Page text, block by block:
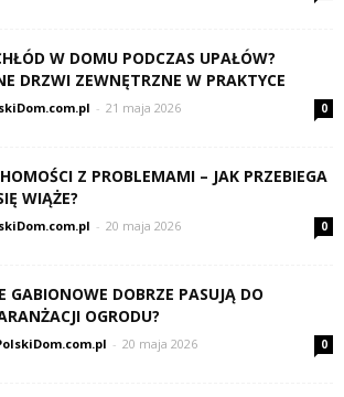
W DOMU PODCZAS UPAŁÓW?
DRZWI ZEWNĘTRZNE W PRAKTYCE
- 21 maja 2026 0
Z PROBLEMAMI – JAK PRZEBIEGA
WIĄŻE?
- 20 maja 2026 0
GABIONOWE DOBRZE PASUJĄ DO
OGRODU?
- 20 maja 2026 0